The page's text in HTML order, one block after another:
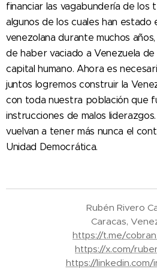
financiar las vagabundería de los
algunos de los cuales han estado
venezolana durante muchos
de haber vaciado a Venezuela
capital humano. Ahora es
juntos logremos construir la
con toda nuestra población que
instrucciones de malos
vuelvan a tener más nunca el
Unidad Democrática.
Rubén Rivero
Caracas,
https://t.me/
https://x.com/
https://